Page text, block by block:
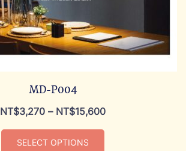
MD-P004
NT$3,270 – NT$15,600
SELECT OPTIONS